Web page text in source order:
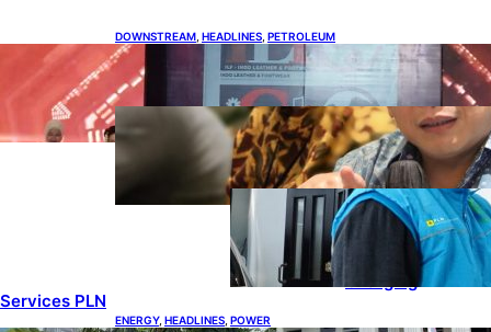
DOWNSTREAM HEADLINES PETROLEUM
Terbuka, Peluang Usaha bagi IKM Alas Kaki
Lokal
ENERGY, HEADLINES RENEWABLE
IESR: Kepemimpinan Terpadu
jadi Kunci Percepatan PLTS 100
GW
ENERGY , HEADLINES
,
POWER
Ada 21.865
Pelanggan Baru
Gunakan Home
Services PLN
ENERGY, HEADLINES POWER